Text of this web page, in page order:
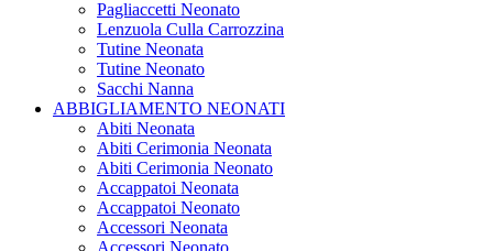
Pagliaccetti Neonato
Lenzuola Culla Carrozzina
Tutine Neonata
Tutine Neonato
Sacchi Nanna
ABBIGLIAMENTO NEONATI
Abiti Neonata
Abiti Cerimonia Neonata
Abiti Cerimonia Neonato
Accappatoi Neonata
Accappatoi Neonato
Accessori Neonata
Accessori Neonato